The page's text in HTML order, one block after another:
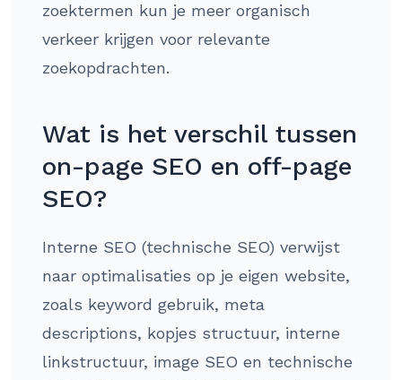
zoektermen kun je meer organisch
verkeer krijgen voor relevante
zoekopdrachten.
Wat is het verschil tussen
on-page SEO en off-page
SEO?
Interne SEO (technische SEO) verwijst
naar optimalisaties op je eigen website,
zoals keyword gebruik, meta
descriptions, kopjes structuur, interne
linkstructuur, image SEO en technische